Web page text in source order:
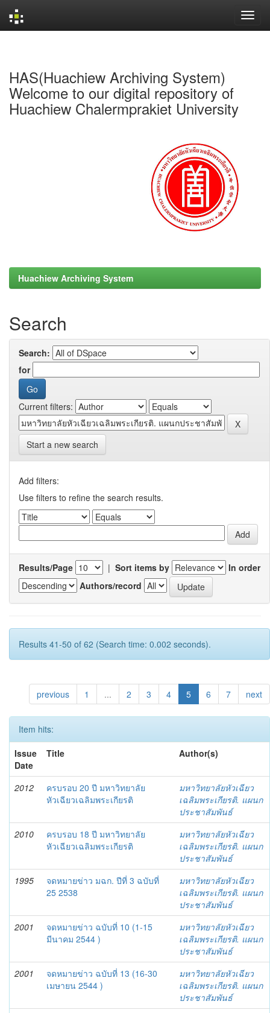
HAS(Huachiew Archiving System)
Welcome to our digital repository of
Huachiew Chalermprakiet University
Huachiew Archiving System
Search
Search:
for
Current filters:
Start a new search
Add filters:
Use filters to refine the search results.
Results/Page | Sort items by
In order
Authors/record
Results 41-50 of 62 (Search time: 0.002 seconds).
previous 1 ... 2 3 4 5 6 7 next
Item hits:
Issue
Date
Title Author(s)
2012
ครบรอบ 20 ปี มหาวิทยาลัย
หัวเฉียวเฉลิมพระเกียรติ
มหาวิทยาลัยหัวเฉียว
เฉลิมพระเกียรติ. แผนก
ประชาสัมพันธ์
2010
ครบรอบ 18 ปี มหาวิทยาลัย
หัวเฉียวเฉลิมพระเกียรติ
มหาวิทยาลัยหัวเฉียว
เฉลิมพระเกียรติ. แผนก
ประชาสัมพันธ์
1995
จดหมายข่าว มฉก. ปีที่ 3 ฉบับที่
25 2538
มหาวิทยาลัยหัวเฉียว
เฉลิมพระเกียรติ. แผนก
ประชาสัมพันธ์
2001
จดหมายข่าว ฉบับที่ 10 (1-15
มีนาคม 2544 )
มหาวิทยาลัยหัวเฉียว
เฉลิมพระเกียรติ. แผนก
ประชาสัมพันธ์
2001
จดหมายข่าว ฉบับที่ 13 (16-30
เมษายน 2544 )
มหาวิทยาลัยหัวเฉียว
เฉลิมพระเกียรติ. แผนก
ประชาสัมพันธ์